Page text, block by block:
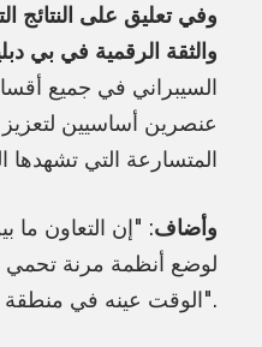
وفي تعليق على النتائج
والثقة الرقمية في بي
السيبراني في جميع
عنصرين أساسيين
المتسارعة التي تشهدها
وأضاف: "إن التعاون ما
لوضع أنظمة مرنة تحمي
الوقت عينه في منطقة الشرق الأوسط".